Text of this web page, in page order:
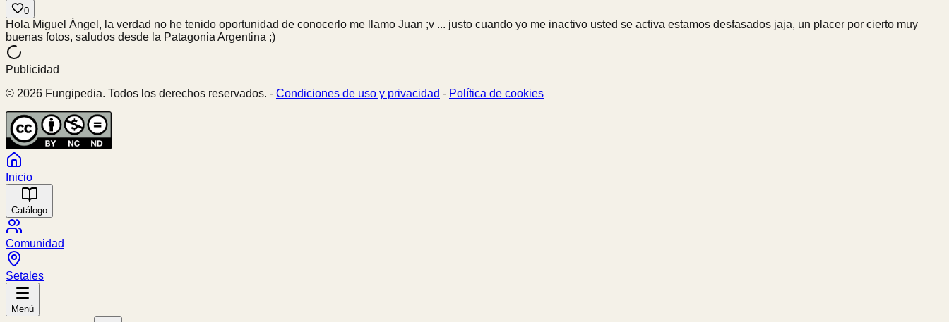
0
Hola Miguel Ángel, la verdad no he tenido oportunidad de conocerlo me llamo Juan ;v ... justo cuando yo me inactivo usted se activa estamos desfasados jaja, un placer por cierto muy
buenas fotos, saludos desde la Patagonia Argentina ;)
Publicidad
© 2026 Fungipedia. Todos los derechos reservados. - Condiciones de uso y privacidad - Política de cookies
Inicio
Catálogo
Comunidad
Setales
Menú